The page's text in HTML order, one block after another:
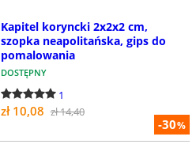
-30%
Kapitel koryncki 2x2x2 cm,
szopka neapolitańska, gips do
pomalowania
DOSTĘPNY
1
zł 10,08 zł 14,40